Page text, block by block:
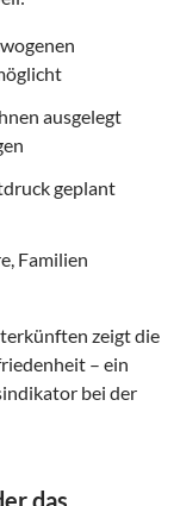
ausgelegt
geplant
Familien
zeigt die
– ein
bei der
das